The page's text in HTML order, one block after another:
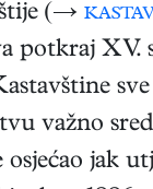
(→
potkraj
važno
jak